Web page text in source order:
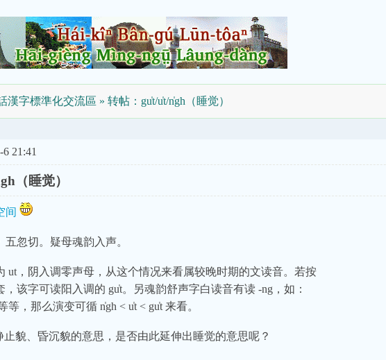
漢字標準化交流區 » 转帖：gu̍t/u̍t/n̍gh（睡觉）
21:41
（睡觉）
间
忽切。疑母魂韵入声。
，阴入调零声母，从这个情况来看属较晚时期的文读音。若按
，该字可读阳入调的 gu̍t。另魂韵舒声字白读音有读 -ng，如：
等，那么演变可循 n̍gh < u̍t < gu̍t 来看。
貌、昏沉貌的意思，是否由此延伸出睡觉的意思呢？